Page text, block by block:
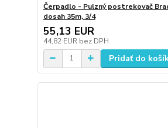
Čerpadlo - Pulzný postrekovač
dosah 35m, 3/4
55,13 EUR
44,82 EUR bez DPH
Pridať do